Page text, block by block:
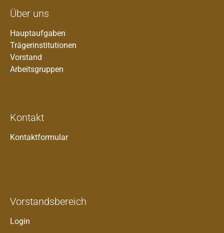
Über uns
Hauptaufgaben
Trägerinstitutionen
Vorstand
Arbeitsgruppen
Kontakt
Kontaktformular
Vorstandsbereich
Login